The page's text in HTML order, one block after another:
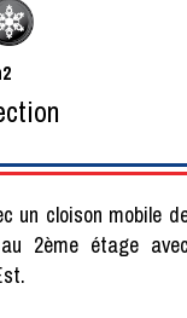
un cloison mobile
2ème étage